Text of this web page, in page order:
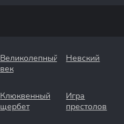
Великолепный
век
Невский
Клюквенный
щербет
Игра
престолов